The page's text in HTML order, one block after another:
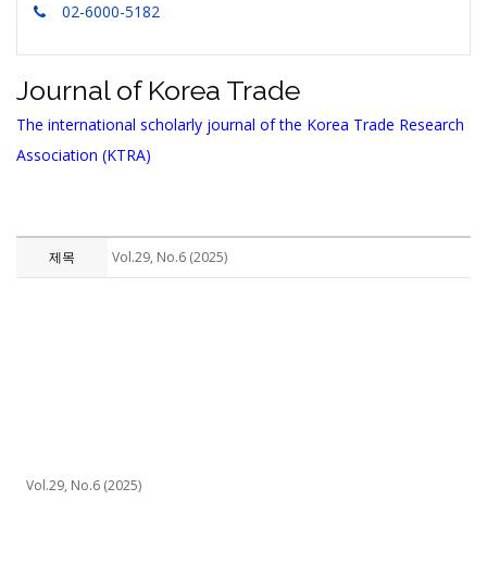
02-6000-5182
Journal of Korea Trade
The international scholarly journal of the Korea Trade Research
Association (KTRA)
제목 Vol.29, No.6 (2025)
Vol.29, No.6 (2025)